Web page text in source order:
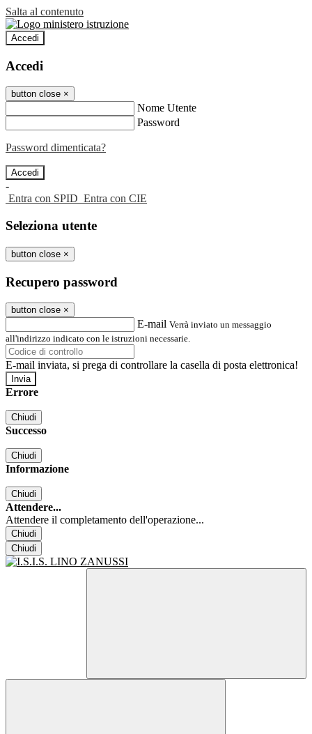
Salta al contenuto
Accedi
Accedi
button close ×
Nome Utente
Password
Password dimenticata?
-
Entra con SPID Entra con CIE
Seleziona utente
button close ×
Recupero password
button close ×
E-mail Verrà inviato un messaggio
all'indirizzo indicato con le istruzioni necessarie.
E-mail inviata, si prega di controllare la casella di posta elettronica!
Errore
Chiudi
Successo
Chiudi
Informazione
Chiudi
Attendere...
Attendere il completamento dell'operazione...
Chiudi
Chiudi